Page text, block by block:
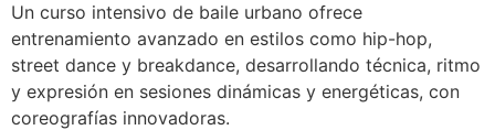
Un curso intensivo de baile urbano ofrece
entrenamiento avanzado en estilos como hip-hop,
street dance y breakdance, desarrollando técnica, ritmo
y expresión en sesiones dinámicas y energéticas, con
coreografías innovadoras.